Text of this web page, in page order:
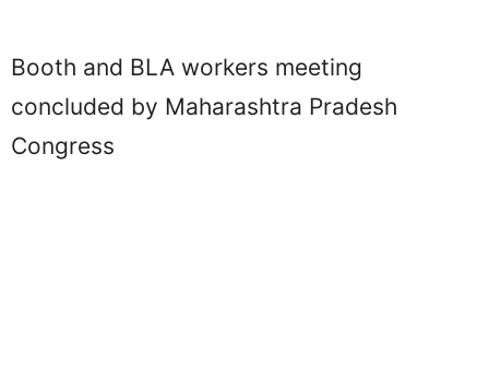
Booth and BLA workers meeting
concluded by Maharashtra Pradesh
Congress